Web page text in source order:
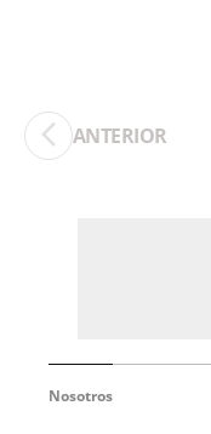
ANTERIOR
Nosotros